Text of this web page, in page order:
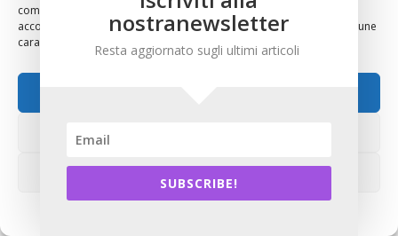
comportamento di navigazione o ID unici su questo sito. Non
acconsentire o ritirare il consenso può influire negativamente su alcune
caratteristiche e funzioni.
nostranewsletter
Resta aggiornato sugli ultimi articoli
SUBSCRIBE!